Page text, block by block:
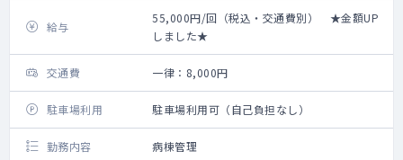
給与
55,000円/回（税込・交通費別） ★金額UP
しました★
交通費 一律：8,000円
駐車場利用 駐車場利用可（自己負担なし）
勤務内容 病棟管理